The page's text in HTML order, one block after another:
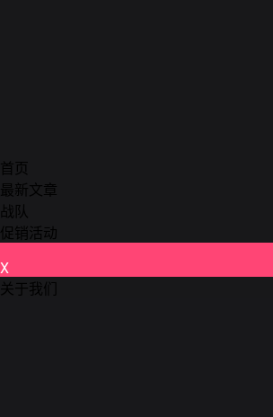
首页
最新文章
战队
促销活动
X
关于我们